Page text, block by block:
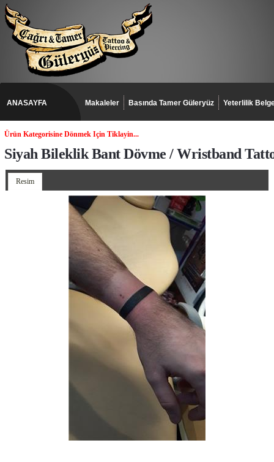
ANASAYFA Makaleler Basında Tamer Güleryüz Yeterlilik
Ürün Kategorisine Dönmek Için Tiklayin...
Siyah Bileklik Bant Dövme / Wristband
Resim